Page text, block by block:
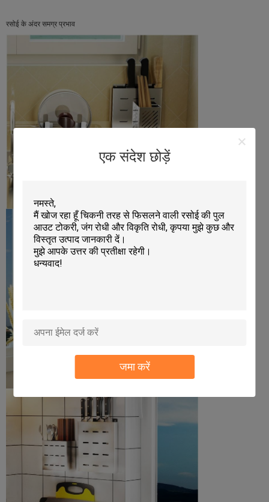
एक संदेश छोड़ें
जमा करें
रसोई के अंदर समग्र प्रभाव